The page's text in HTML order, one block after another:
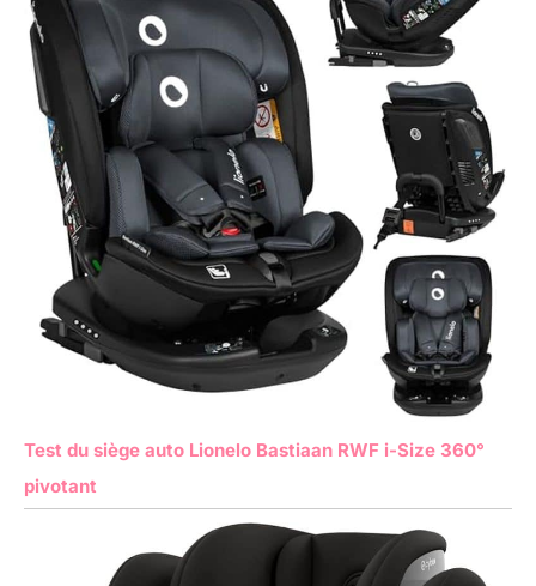
Test du siège auto Lionelo Bastiaan RWF i-Size 360°
pivotant